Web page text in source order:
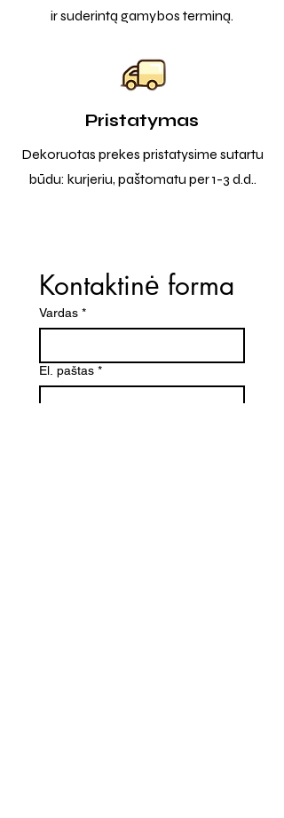
ir suderintą gamybos terminą.
Pristatymas
Dekoruotas prekes pristatysime sutartu
būdu: kurjeriu, paštomatu per 1-3 d.d..
Kontaktinė forma
Vardas *
El. paštas *